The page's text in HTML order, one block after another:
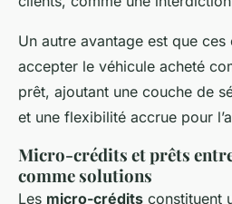
Un autre avantage est que
accepter le véhicule acheté
prêt, ajoutant une couche de
et une flexibilité accrue pour
Micro-crédits et prêts
comme solutions
Les micro-crédits constituent